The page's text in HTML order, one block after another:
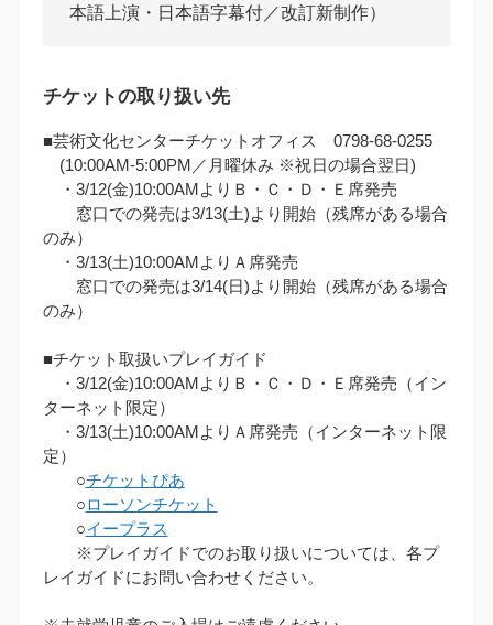
本語上演・日本語字幕付／改訂新制作）
チケットの取り扱い先
■芸術文化センターチケットオフィス 0798-68-0255
(10:00AM‐5:00PM／月曜休み ※祝日の場合翌日)
・3/12(金)10:00AMよりＢ・Ｃ・Ｄ・Ｅ席発売
窓口での発売は3/13(土)より開始（残席がある場合
のみ）
・3/13(土)10:00AMよりＡ席発売
窓口での発売は3/14(日)より開始（残席がある場合
のみ）
■チケット取扱いプレイガイド
・3/12(金)10:00AMよりＢ・Ｃ・Ｄ・Ｅ席発売（イン
ターネット限定）
・3/13(土)10:00AMよりＡ席発売（インターネット限
定）
○チケットぴあ
○ローソンチケット
○イープラス
※プレイガイドでのお取り扱いについては、各プ
レイガイドにお問い合わせください。